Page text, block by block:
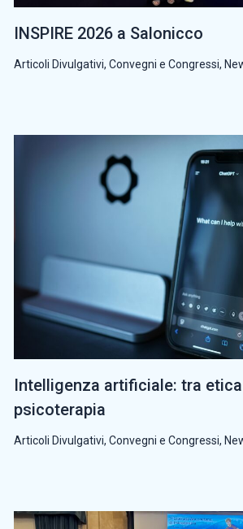
INSPIRE 2026 a Salonicco
Articoli Divulgativi, Convegni e Congressi,
Intelligenza artificiale: tra
psicoterapia
Articoli Divulgativi, Convegni e Congressi,